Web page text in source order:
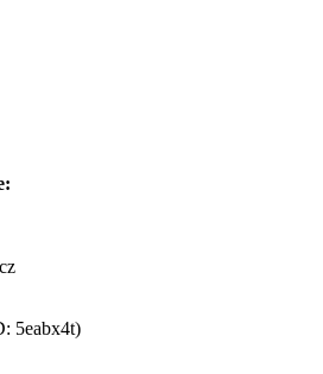
5eabx4t)